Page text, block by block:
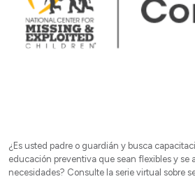
¿Es usted padre o guardián y busca
educación preventiva que sean flexibles y se
necesidades? Consulte la serie virtual sobre